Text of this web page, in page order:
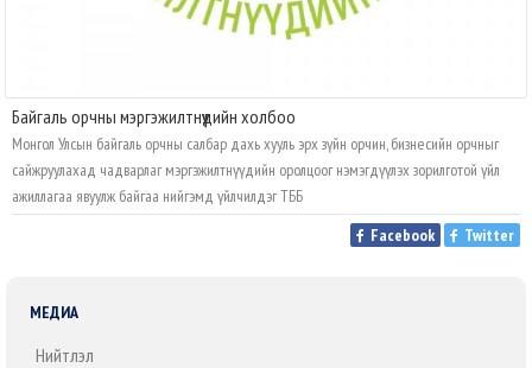
Байгаль орчны мэргэжилтнүүдийн холбоо
Монгол Улсын байгаль орчны салбар дахь хууль эрх зүйн орчин, бизнесийн орчныг
сайжруулахад чадварлаг мэргэжилтнүүдийн оролцоог нэмэгдүүлэх зорилготой үйл
ажиллагаа явуулж байгаа нийгэмд үйлчилдэг ТББ
Facebook
Twitter
МЕДИА
Нийтлэл